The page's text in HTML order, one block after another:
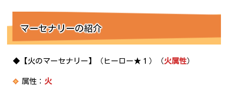
マーセナリーの紹介
◆【火のマーセナリー】（ヒーロー★１）（ 火属性）
属性： 火